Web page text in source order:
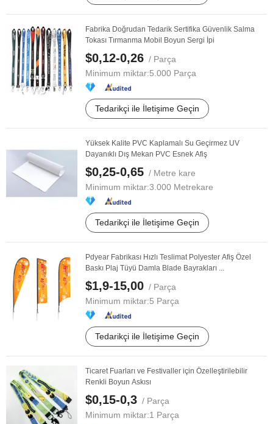
Fabrika Doğrudan Tedarik Sertifika Güvenlik Salma
Tokası Tırmanma Mobil Boyun Sergi İpi
$0,12-0,26 / Parça
Minimum miktar:5.000 Parça
Tedarikçi ile İletişime Geçin
Yüksek Kalite PVC Kaplamalı Su Geçirmez UV
Dayanıklı Dış Mekan PVC Esnek Afiş
$0,25-0,65 / Metre kare
Minimum miktar:3.000 Metrekare
Tedarikçi ile İletişime Geçin
Pdyear Fabrikası Hızlı Teslimat Polyester Afiş Özel
Baskı Plaj Tüyü Damla Blade Bayrakları ...
$1,9-15,00 / Parça
Minimum miktar:5 Parça
Tedarikçi ile İletişime Geçin
Ticaret Fuarları ve Festivaller için Özelleştirilebilir
Renkli Boyun Askısı
$0,15-0,3 / Parça
Minimum miktar:1 Parça